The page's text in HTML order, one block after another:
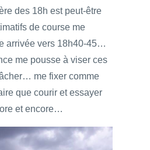
des 18h est peut-être
de course me
arrivée vers 18h40-45…
me pousse à viser ces
me fixer comme
que courir et essayer
et encore…